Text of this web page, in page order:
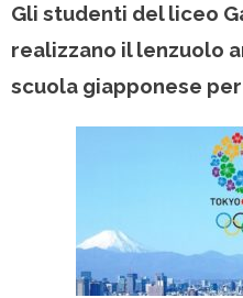
Gli studenti del liceo
realizzano il lenzuolo
scuola giapponese